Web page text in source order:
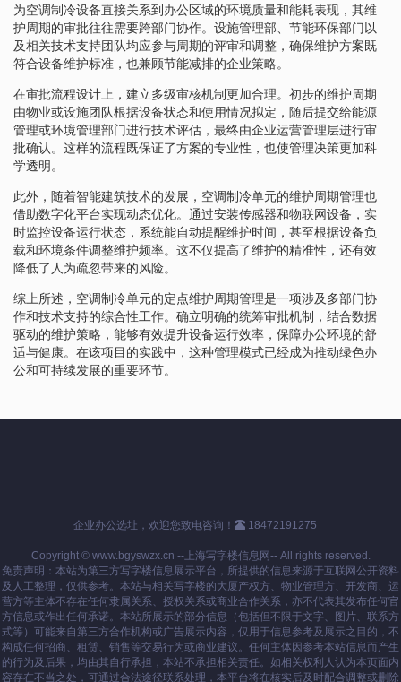
为空调制冷设备直接关系到办公区域的环境质量和能耗表现，其维
护周期的审批往往需要跨部门协作。设施管理部、节能环保部门以
及相关技术支持团队均应参与周期的评审和调整，确保维护方案既
符合设备维护标准，也兼顾节能减排的企业策略。
在审批流程设计上，建立多级审核机制更加合理。初步的维护周期
由物业或设施团队根据设备状态和使用情况拟定，随后提交给能源
管理或环境管理部门进行技术评估，最终由企业运营管理层进行审
批确认。这样的流程既保证了方案的专业性，也使管理决策更加科
学透明。
此外，随着智能建筑技术的发展，空调制冷单元的维护周期管理也
借助数字化平台实现动态优化。通过安装传感器和物联网设备，实
时监控设备运行状态，系统能自动提醒维护时间，甚至根据设备负
载和环境条件调整维护频率。这不仅提高了维护的精准性，还有效
降低了人为疏忽带来的风险。
综上所述，空调制冷单元的定点维护周期管理是一项涉及多部门协
作和技术支持的综合性工作。确立明确的统筹审批机制，结合数据
驱动的维护策略，能够有效提升设备运行效率，保障办公环境的舒
适与健康。在该项目的实践中，这种管理模式已经成为推动绿色办
公和可持续发展的重要环节。
企业办公选址，欢迎您致电咨询！ 18472191275
Copyright © www.bgyswzx.cn --上海写字楼信息网-- All rights reserved.
免责声明：本站为第三方写字楼信息展示平台，所提供的信息来源于互联网公开资料
及人工整理，仅供参考。本站与相关写字楼的大厦产权方、物业管理方、开发商、运
营方等主体不存在任何隶属关系、授权关系或商业合作关系，亦不代表其发布任何官
方信息或作出任何承诺。本站所展示的部分信息（包括但不限于文字、图片、联系方
式等）可能来自第三方合作机构或广告展示内容，仅用于信息参考及展示之目的，不
构成任何招商、租赁、销售等交易行为或商业建议。任何主体因参考本站信息而产生
的行为及后果，均由其自行承担，本站不承担相关责任。如相关权利人认为本页面内
容存在不当之处，可通过合法途径联系处理，本平台将在核实后及时配合调整或删除